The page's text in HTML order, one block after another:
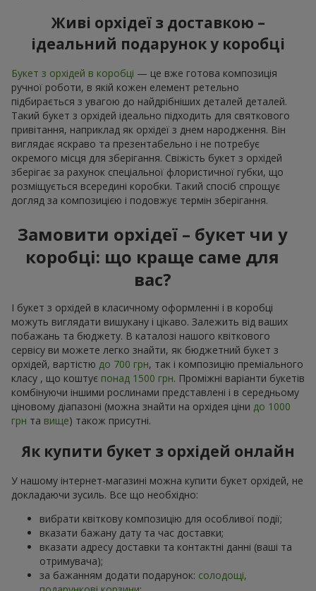
Живі орхідеї з доставкою –
ідеальний подарунок у коробці
Букет з орхідей в коробці — це вже готова композиція
ручної роботи, в якій кожен елемент ретельно
підбирається з увагою до найдрібніших деталей деталей.
Такий букет з орхідей ідеально підходить для святкового
привітання, наприклад як орхідеї з днем народження. Він
виглядає яскраво та презентабельно і не потребує
окремого місця для зберігання. Свіжість букет з орхідей
зберігає за рахунок спеціальної флористичної губки, що
розміщується всередині коробки. Такий спосіб спрощує
догляд за композицією і подовжує термін зберігання.
Замовити орхідеї – букет чи у
коробці: що краще саме для
вас?
І букет з орхідей в класичному оформленні і в коробці
можуть виглядати вишукану і цікаво. Залежить від ваших
побажань та бюджету. В каталозі нашого квіткового
сервісу ви можете легко знайти, як бюджетний букет з
орхідей, вартістю до 700 грн, так і композицію преміального
класу , що коштує понад 1500 грн. Проміжні варіанти букетів
комбінуючи іншими рослинами представлені і в середньому
ціновому діапазоні (можна знайти на орхідея ціни до 1000
грн та вище) також присутні.
Як купити букет з орхідей онлайн
У нашому інтернет-магазині можна купити букет орхідей, не
докладаючи зусиль. Все що необхідно:
вибрати квіткову композицію для особливої події;
вказати бажану дату та час доставки;
вказати адресу доставки та контактні данні (ваші та
отримувача);
за бажанням додати подарунок: солодощі,